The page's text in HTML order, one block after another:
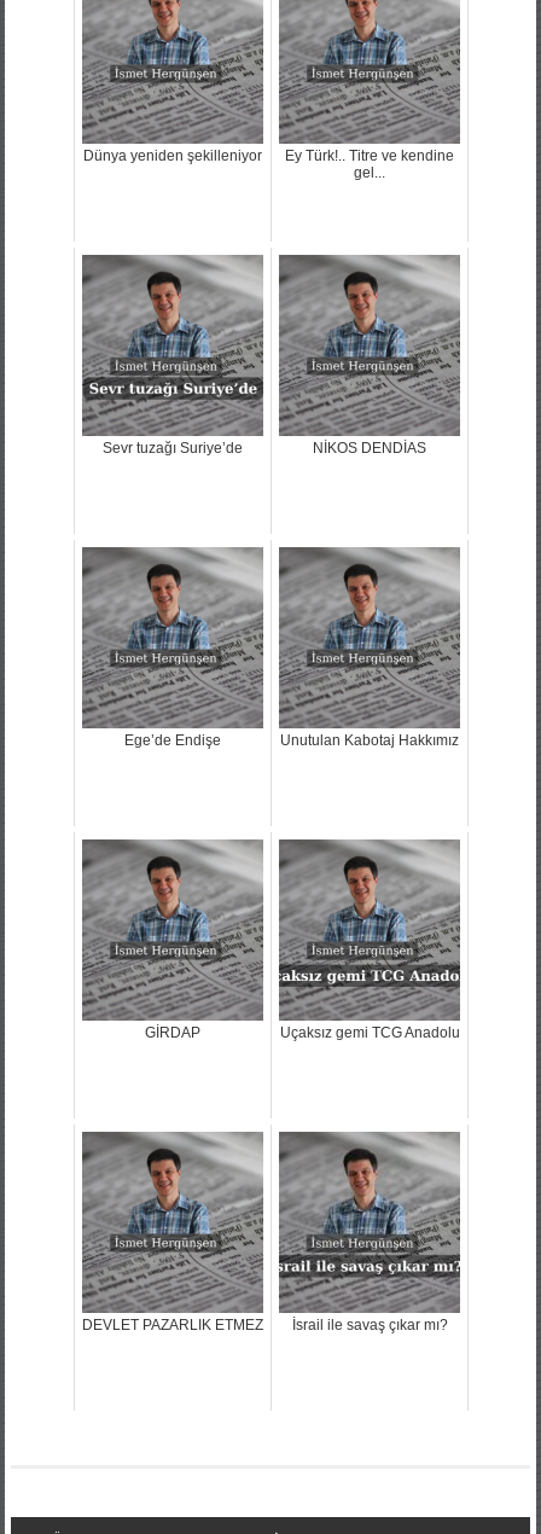
Dünya yeniden şekilleniyor
Ey Türk!.. Titre ve kendine
gel...
Sevr tuzağı Suriye’de NİKOS DENDİAS
Ege’de Endişe Unutulan Kabotaj Hakkımız
GİRDAP Uçaksız gemi TCG Anadolu
DEVLET PAZARLIK ETMEZ İsrail ile savaş çıkar mı?